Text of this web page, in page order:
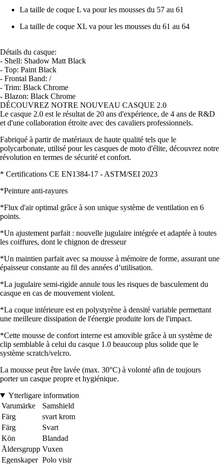
La taille de coque L va pour les mousses du 57 au 61
La taille de coque XL va pour les mousses du 61 au 64
Détails du casque:
- Shell: Shadow Matt Black
- Top: Paint Black
- Frontal Band: /
- Trim: Black Chrome
- Blazon: Black Chrome
DÉCOUVREZ NOTRE NOUVEAU CASQUE 2.0
Le casque 2.0 est le résultat de 20 ans d'expérience, de 4 ans de R&D
et d'une collaboration étroite avec des cavaliers professionnels.
Fabriqué à partir de matériaux de haute qualité tels que le
polycarbonate, utilisé pour les casques de moto d'élite, découvrez notre
révolution en termes de sécurité et confort.
* Certifications CE EN1384-17 - ASTM/SEI 2023
*Peinture anti-rayures
*Flux d'air optimal grâce à son unique système de ventilation en 6
points.
*Un ajustement parfait : nouvelle jugulaire intégrée et adaptée à toutes
les coiffures, dont le chignon de dresseur
*Un maintien parfait avec sa mousse à mémoire de forme, assurant une
épaisseur constante au fil des années d’utilisation.
*La jugulaire semi-rigide annule tous les risques de basculement du
casque en cas de mouvement violent.
*La coque intérieure est en polystyrène à densité variable permettant
une meilleure dissipation de l'énergie produite lors de l'impact.
*Cette mousse de confort interne est amovible grâce à un système de
clip semblable à celui du casque 1.0 beaucoup plus solide que le
système scratch/velcro.
La mousse peut être lavée (max. 30°C) à volonté afin de toujours
porter un casque propre et hygiénique.
Ytterligare information
Varumärke
Samshield
Färg
svart krom
Färg
Svart
Kön
Blandad
Åldersgrupp Vuxen
Egenskaper Polo visir